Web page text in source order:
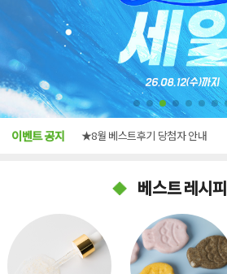
이벤트 공지
★8월 베스트후기 당첨자 안내
★8월 이벤트 안내
★7월 베스트후기 당첨자 안내
베스트 레시피